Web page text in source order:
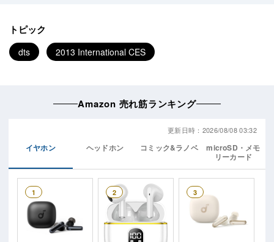
トピック
dts 2013 International CES